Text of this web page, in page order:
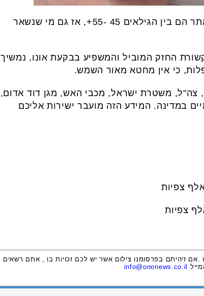
חושבים שרק הצעירים חזקים בטכנולגיה? תתפלאו, 32% מגולשי האתר הם בין הגילאים 45 -55+, אז גם מי שנשאר
החזק המוביל והמשפיע בבקעת אונו, נמשיך
כי אין מחטא מאור השמש.
צה"ל, משטרת ישראל, מכבי האש, מגן דוד אדום,
במדינה. המידע הזה מועבר ישירות אליכם
.אם זיהיתם בפרסומנו צילום אשר יש לכם זכויות בו , אתם רשאים
info@ononews.co.il